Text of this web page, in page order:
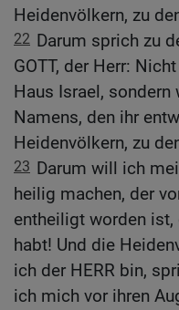
Heidenvölkern, zu
22 Darum sprich zu
GOTT, der Herr:
Haus Israel,
Namens, den ihr
Heidenvölkern, zu
23 Darum will ich
heilig machen, der
entheiligt worden
habt! Und die
ich der HERR bin,
ich mich vor ihren